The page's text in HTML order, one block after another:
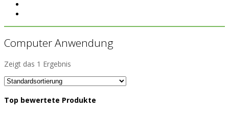
Computer Anwendung
Zeigt das 1 Ergebnis
Top bewertete Produkte